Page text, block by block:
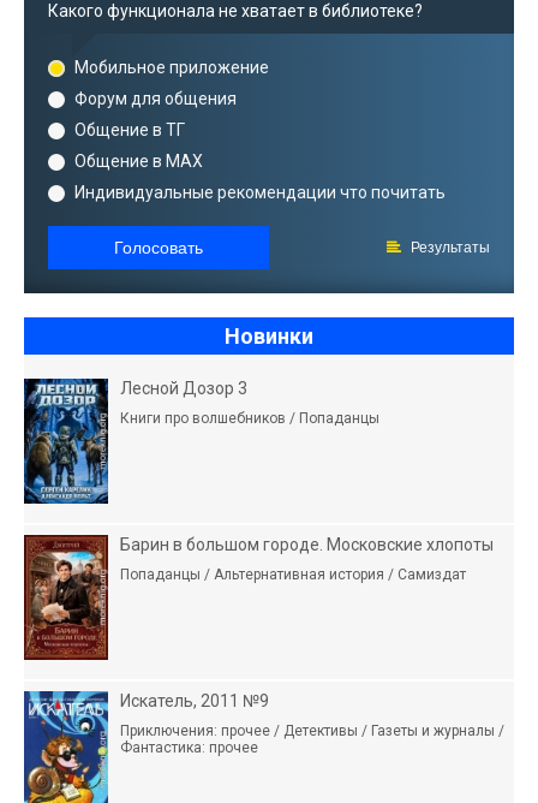
Какого функционала не хватает в библиотеке?
Мобильное приложение
Форум для общения
Общение в ТГ
Общение в MAX
Индивидуальные рекомендации что почитать
Голосовать Результаты
Новинки
Лесной Дозор 3
Книги про волшебников / Попаданцы
Барин в большом городе. Московские хлопоты
Попаданцы / Альтернативная история / Самиздат
Искатель, 2011 №9
Приключения: прочее / Детективы / Газеты и журналы /
Фантастика: прочее